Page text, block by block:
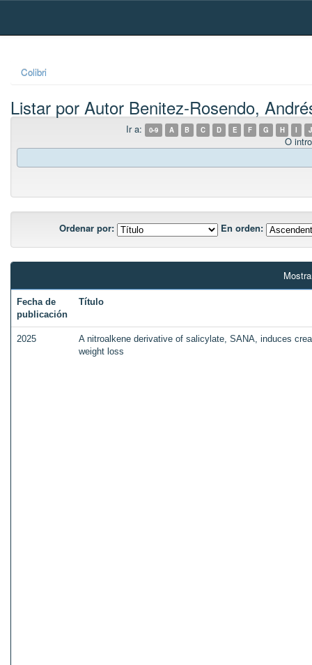
Skip
Colibri
Listar por Autor Benitez-Rosendo,
Ir a: 0-9 A B C D E F G H I J
O
Ordenar por: En orden:
Fecha de
publicación
Título
2025
A nitroalkene derivative of salicylate, SANA, induces
weight loss